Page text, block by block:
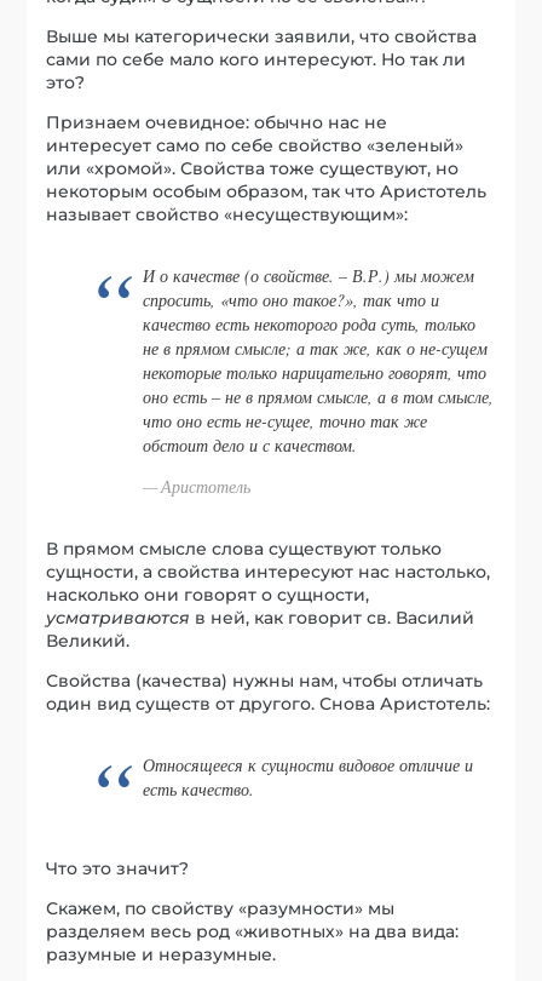
Выше мы категорически заявили, что свойства
сами по себе мало кого интересуют. Но так ли
это?
Признаем очевидное: обычно нас не
интересует само по себе свойство «зеленый»
или «хромой». Свойства тоже существуют, но
некоторым особым образом, так что Аристотель
называет свойство «несуществующим»:
И о качестве (о свойстве. – В.Р.) мы можем
спросить, «что оно такое?», так что и
качество есть некоторого рода суть, только
не в прямом смысле; а так же, как о не-сущем
некоторые только нарицательно говорят, что
оно есть – не в прямом смысле, а в том смысле,
что оно есть не-сущее, точно так же
обстоит дело и с качеством.
Аристотель
В прямом смысле слова существуют только
сущности, а свойства интересуют нас настолько,
насколько они говорят о сущности,
усматриваются в ней, как говорит св. Василий
Великий.
Свойства (качества) нужны нам, чтобы отличать
один вид существ от другого. Снова Аристотель:
Относящееся к сущности видовое отличие и
есть качество.
Что это значит?
Скажем, по свойству «разумности» мы
разделяем весь род «животных» на два вида:
разумные и неразумные.